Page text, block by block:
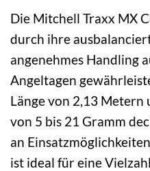
Die Mitchell Traxx MX
durch ihre
angenehmes Handling
Angeltagen
Länge von 2,13
von 5 bis 21 Gramm
an
ist ideal für eine